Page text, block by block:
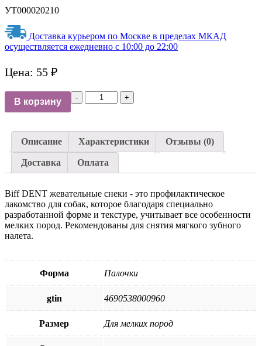
УТ000020210
Доставка курьером по Москве в пределах МКАД
осуществляется ежедневно с 10:00 до 22:00
Цена: 55 ₽
В корзину
количество
TiTBiT
для
мини
пород
снек,
Креветки
35г
Описание Характеристики Отзывы (0)
Доставка Оплата
Biff DENT жевательные снеки - это профилактическое
лакомство для собак, которое благодаря специально
разработанной форме и текстуре, учитывает все особенности
мелких пород. Рекомендованы для снятия мягкого зубного
налета.
Форма Палочки
gtin 4690538000960
Размер Для мелких пород